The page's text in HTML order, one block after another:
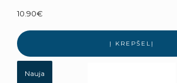
10.90€
Į KREPŠELĮ
Nauja